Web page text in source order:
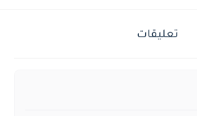
تعليقات